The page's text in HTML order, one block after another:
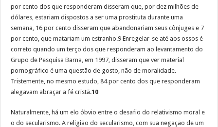
por cento dos que responderam disseram que, por dez milhões de
dólares, estariam dispostos a ser uma prostituta durante uma
semana, 16 por cento disseram que abandonariam seus cônjuges e 7
por cento, que matariam um estranho.9 Enregelar-se até aos ossos é
correto quando um terço dos que responderam ao levantamento do
Grupo de Pesquisa Barna, em 1997, disseram que ver material
pornográfico é uma questão de gosto, não de moralidade.
Tristemente, no mesmo estudo, 84 por cento dos que responderam
alegavam abraçar a fé cristã.10
Naturalmente, há um elo óbvio entre o desafio do relativismo moral e
o do secularismo. A religião do secularismo, com sua negação de um